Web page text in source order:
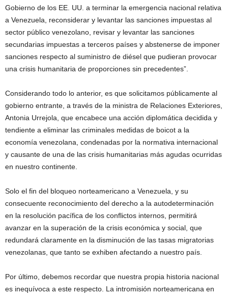
Gobierno de los EE. UU. a terminar la emergencia nacional relativa
a Venezuela, reconsiderar y levantar las sanciones impuestas al
sector público venezolano, revisar y levantar las sanciones
secundarias impuestas a terceros países y abstenerse de imponer
sanciones respecto al suministro de diésel que pudieran provocar
una crisis humanitaria de proporciones sin precedentes”.
Considerando todo lo anterior, es que solicitamos públicamente al
gobierno entrante, a través de la ministra de Relaciones Exteriores,
Antonia Urrejola, que encabece una acción diplomática decidida y
tendiente a eliminar las criminales medidas de boicot a la
economía venezolana, condenadas por la normativa internacional
y causante de una de las crisis humanitarias más agudas ocurridas
en nuestro continente.
Solo el fin del bloqueo norteamericano a Venezuela, y su
consecuente reconocimiento del derecho a la autodeterminación
en la resolución pacífica de los conflictos internos, permitirá
avanzar en la superación de la crisis económica y social, que
redundará claramente en la disminución de las tasas migratorias
venezolanas, que tanto se exhiben afectando a nuestro país.
Por último, debemos recordar que nuestra propia historia nacional
es inequívoca a este respecto. La intromisión norteamericana en